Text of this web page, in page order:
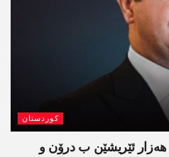
کوردستان
ئێریشێن ب درۆن و